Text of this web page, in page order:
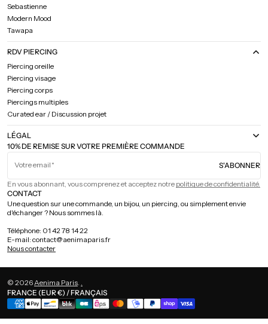
10% DE REMISE SUR VOTRE PREMIÈRE COMMANDE
Votre email S'ABONNER
En vous abonnant, vous comprenez et acceptez notre politique de confidentialité.
Sebastienne
Modern Mood
Tawapa
RDV PIERCING
Piercing oreille
Piercing visage
Piercing corps
Piercings multiples
Curated ear / Discussion projet
LÉGAL
CONTACT
Une question sur une commande, un bijou, un piercing, ou simplement envie
d'échanger ? Nous sommes là.
Téléphone: 01 42 78 14 22
E-mail: contact@aenimaparis.fr
Nous contacter
© 2026Aenima Paris. .
FRANCE (EUR €) / FRANÇAIS